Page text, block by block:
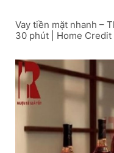
Vay tiền mặt nhanh –
30 phút | Home Credit